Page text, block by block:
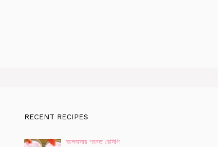
RECENT RECIPES
ভালবাসার শরবত রেসিপি